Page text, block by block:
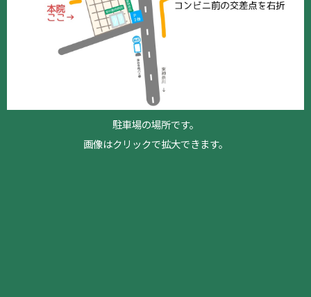
駐車場の場所です。
画像はクリックで拡大できます。